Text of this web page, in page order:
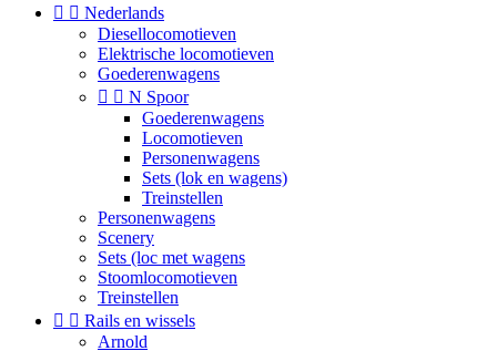
  Nederlands
Diesellocomotieven
Elektrische locomotieven
Goederenwagens
  N Spoor
Goederenwagens
Locomotieven
Personenwagens
Sets (lok en wagens)
Treinstellen
Personenwagens
Scenery
Sets (loc met wagens
Stoomlocomotieven
Treinstellen
  Rails en wissels
Arnold